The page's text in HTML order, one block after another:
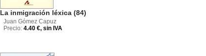
La inmigración léxica (84)
Juan Gómez Capuz
Precio: 4.40 €, sin IVA